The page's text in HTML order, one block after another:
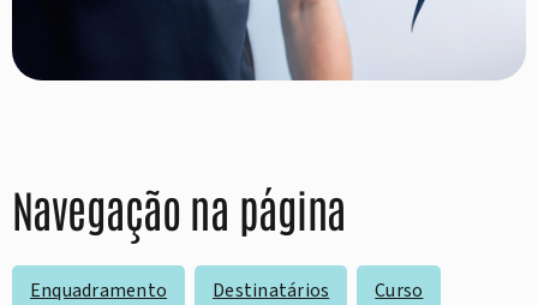
Navegação na página
Enquadramento Destinatários
Curso